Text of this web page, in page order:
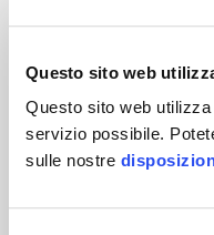
Questo sito web
Questo sito web
servizio possibile.
sulle nostre
ICT
Industria
Industria della
carta e del legno
Medicale
sanità